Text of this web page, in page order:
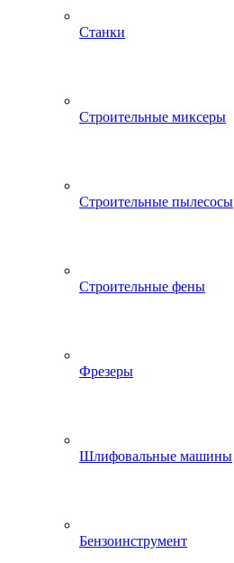
Станки
Строительные миксеры
Строительные пылесосы
Строительные фены
Фрезеры
Шлифовальные машины
Бензоинструмент